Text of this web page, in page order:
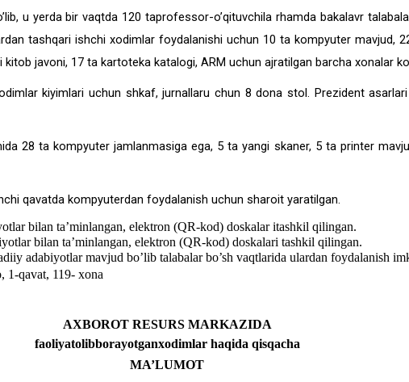
u yerda bir vaqtda 120 taprofessor-o’qituvchila rhamda bakalavr
tashqari ishchi xodimlar foydalanishi uchun 10 ta kompyuter mavjud,
kitob javoni, 17 ta kartoteka katalogi, ARM uchun ajratilgan barcha xonalar
kiyimlari uchun shkaf, jurnallaru chun 8 dona stol. Prezident
28 ta kompyuter jamlanmasiga ega, 5 ta yangi skaner, 5 ta printer
qavatda kompyuterdan foydalanish uchun sharoit yaratilgan.
bilan ta’minlangan, elektron (QR-kod) doskalar itashkil qilingan.
bilan ta’minlangan, elektron (QR-kod) doskalari tashkil qilingan.
adabiyotlar mavjud bo’lib talabalar bo’sh vaqtlarida ulardan foydalanish
, 1-qavat, 119- xona
AXBOROT RESURS MARKAZIDA
faoliyatolibborayotganxodimlar haqida qisqacha
MA’LUMOT